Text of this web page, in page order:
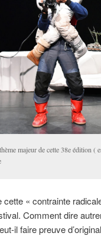
majeur de cette 38e édition (
« contrainte
Comment dire
il faire preuve